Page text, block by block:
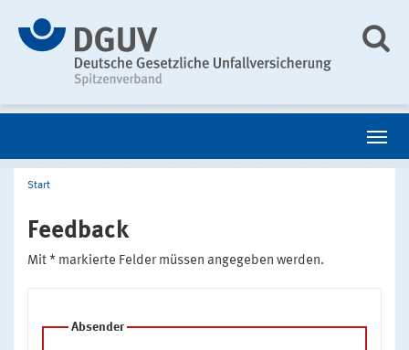
Start
Feedback
Mit * markierte Felder müssen angegeben werden.
Absender